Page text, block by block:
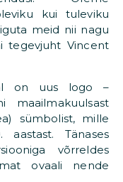
kui tuleviku
meid nii nagu
tegevjuht Vincent
on uus logo –
maailmakuulsast
sümbolist, mille
aastast. Tänases
võrreldes
ovaali nende